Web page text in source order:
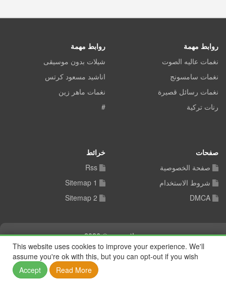
This website uses cookies to improve your experience. We'll
assume you're ok with this, but you can opt-out if you wish
Accept
Read More
روابط مهمة
نغمات عاليه الصوت
نغمات سامسونج
نغمات رسائل قصيرة
رنات تركية
روابط مهمة
شيلات بدون موسيقى
اناشيد مسعود كرتس
نغمات ماهر زين
#
صفحات
صفحة الخصوصية
شروط الاستخدام
DMCA
خرائط
Rss
Sitemap 1
Sitemap 2
شيلات توب © 2026